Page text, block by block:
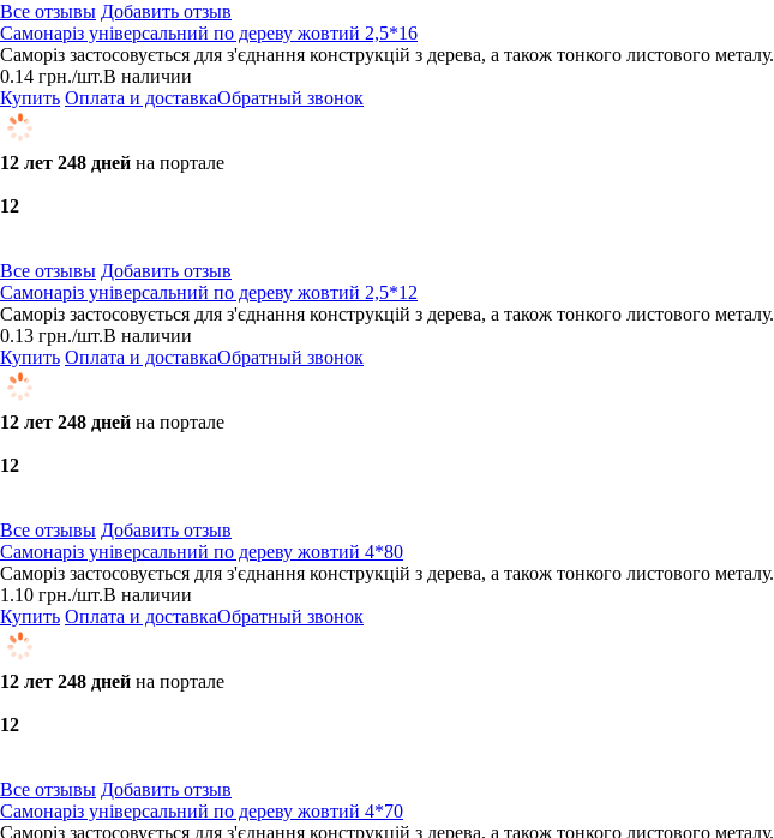
Все отзывы Добавить отзыв
Самонаріз універсальний по дереву жовтий 2,5*16
Саморіз застосовується для з'єднання конструкцій з дерева, а також тонкого листового металу.
0.14 грн./шт.В наличии
Купить Оплата и доставкаОбратный звонок
12 лет 248 дней на портале
12
Все отзывы Добавить отзыв
Самонаріз універсальний по дереву жовтий 2,5*12
Саморіз застосовується для з'єднання конструкцій з дерева, а також тонкого листового металу.
0.13 грн./шт.В наличии
Купить Оплата и доставкаОбратный звонок
12 лет 248 дней на портале
12
Все отзывы Добавить отзыв
Самонаріз універсальний по дереву жовтий 4*80
Саморіз застосовується для з'єднання конструкцій з дерева, а також тонкого листового металу.
1.10 грн./шт.В наличии
Купить Оплата и доставкаОбратный звонок
12 лет 248 дней на портале
12
Все отзывы Добавить отзыв
Самонаріз універсальний по дереву жовтий 4*70
Саморіз застосовується для з'єднання конструкцій з дерева, а також тонкого листового металу.